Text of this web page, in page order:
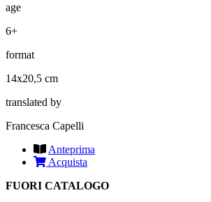
age
6+
format
14x20,5 cm
translated by
Francesca Capelli
Anteprima
Acquista
FUORI CATALOGO